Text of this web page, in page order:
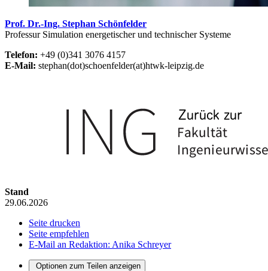
Prof. Dr.-Ing. Stephan Schönfelder
Professur Simulation energetischer und technischer Systeme
Telefon: +49 (0)341 3076 4157
E-Mail: stephan(dot)schoenfelder(at)htwk-leipzig.de
Stand
29.06.2026
Seite drucken
Seite empfehlen
E-Mail an Redaktion: Anika Schreyer
Optionen zum Teilen anzeigen